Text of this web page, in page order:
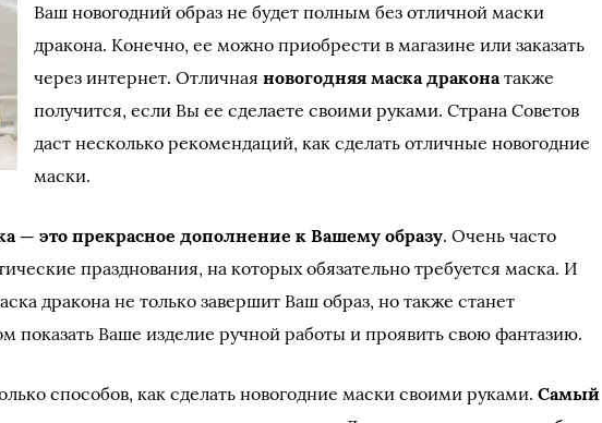
Ваш новогодний образ не будет полным без отличной маски
дракона. Конечно, ее можно приобрести в магазине или заказать
через интернет. Отличнаяновогодняя маска драконатакже
получится, если Вы ее сделаете своими руками. Страна Советов
даст несколько рекомендаций, как сделать отличные новогодние
маски.
— это прекрасное дополнение к Вашему образу. Очень часто
празднования, на которых обязательно требуется маска. И
дракона не только завершит Ваш образ, но также станет
показать Ваше изделие ручной работы и проявить свою фантазию.
способов, как сделать новогодние маски своими руками.Самый